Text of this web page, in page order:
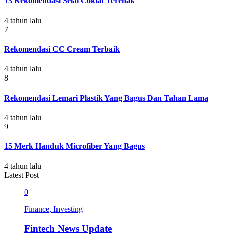
4 tahun lalu
7
Rekomendasi CC Cream Terbaik
4 tahun lalu
8
Rekomendasi Lemari Plastik Yang Bagus Dan Tahan Lama
4 tahun lalu
9
15 Merk Handuk Microfiber Yang Bagus
4 tahun lalu
Latest Post
0
Finance, Investing
Fintech News Update